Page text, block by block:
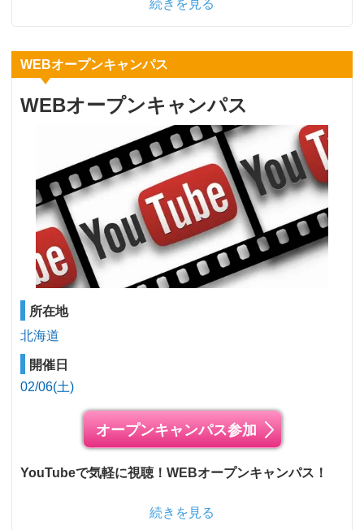
続きを見る
WEBオープンキャンパス
WEBオープンキャンパス
所在地
北海道
開催日
02/06(土)
オープンキャンパス参加
YouTubeで気軽に視聴！WEBオープンキャンパス！
続きを見る